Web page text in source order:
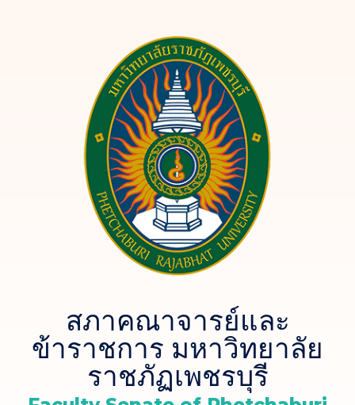
สภาคณาจารย์และ
ข้าราชการ มหาวิทยาลัย
ราชภัฏเพชรบุรี